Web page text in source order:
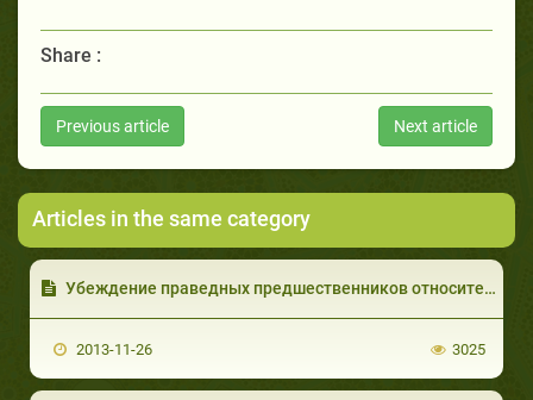
Share :
Previous article Next article
Articles in the same category
Убеждение праведных предшественников относительно Благородного Корана.
2013-11-26 3025